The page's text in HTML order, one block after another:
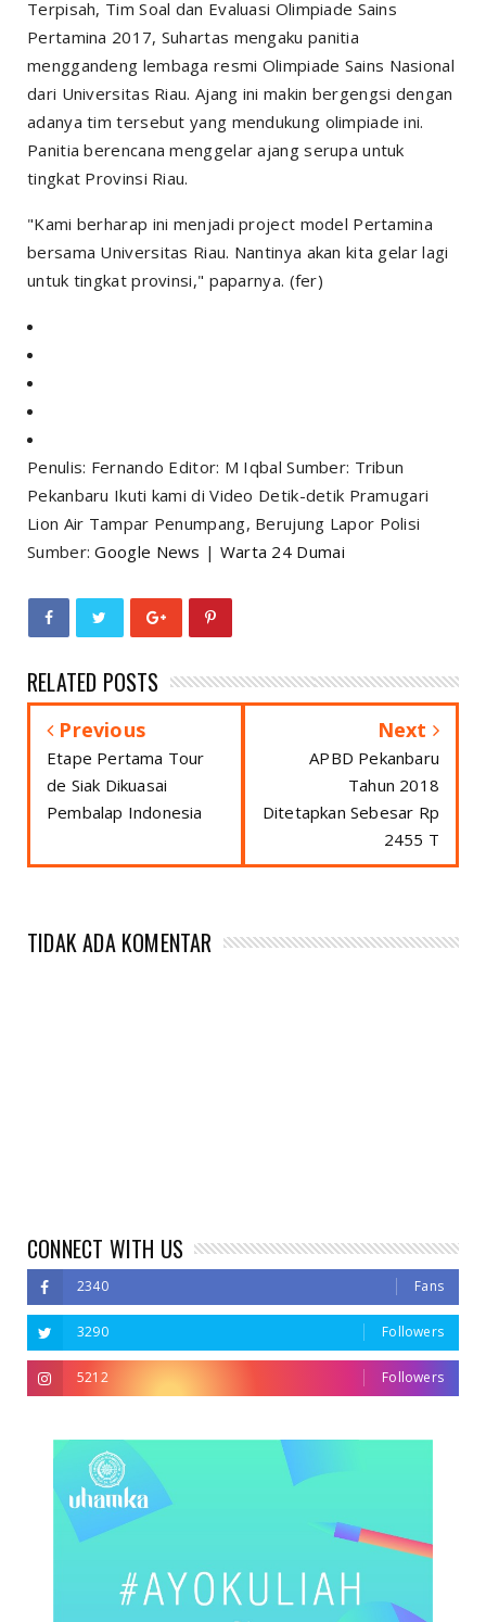
Terpisah, Tim Soal dan Evaluasi Olimpiade Sains
Pertamina 2017, Suhartas mengaku panitia
menggandeng lembaga resmi Olimpiade Sains Nasional
dari Universitas Riau. Ajang ini makin bergengsi dengan
adanya tim tersebut yang mendukung olimpiade ini.
Panitia berencana menggelar ajang serupa untuk
tingkat Provinsi Riau.
"Kami berharap ini menjadi project model Pertamina
bersama Universitas Riau. Nantinya akan kita gelar lagi
untuk tingkat provinsi," paparnya. (fer)
Penulis: Fernando Editor: M Iqbal Sumber: Tribun
Pekanbaru Ikuti kami di Video Detik-detik Pramugari
Lion Air Tampar Penumpang, Berujung Lapor Polisi
Sumber:Google News | Warta 24 Dumai
RELATED POSTS
Previous
Etape Pertama Tour
de Siak Dikuasai
Pembalap Indonesia
Next
APBD Pekanbaru
Tahun 2018
Ditetapkan Sebesar Rp
2455 T
TIDAK ADA KOMENTAR
CONNECT WITH US
2340 Fans
3290 Followers
5212 Followers